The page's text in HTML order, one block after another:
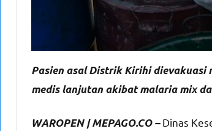
Pasien asal Distrik Kirihi dievakuasi
medis lanjutan akibat malaria mix
WAROPEN | MEPAGO.CO – Dinas